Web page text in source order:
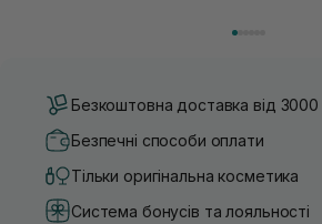
Безкоштовна доставка від 3000
Безпечні способи оплати
Тільки оригінальна косметика
Система бонусів та лояльності